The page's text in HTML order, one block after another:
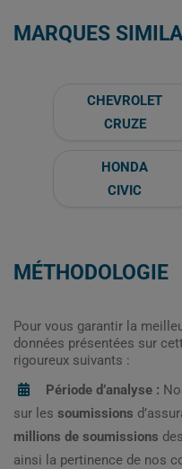
MARQUES
CHEVROLET
CRUZE
HONDA
CIVIC
MÉTHODOLOGIE
Pour vous garantir la
données présentées sur
rigoureux suivants :
Période d’analyse :
sur les soumissions
millions de soumissions
ainsi la pertinence de nos